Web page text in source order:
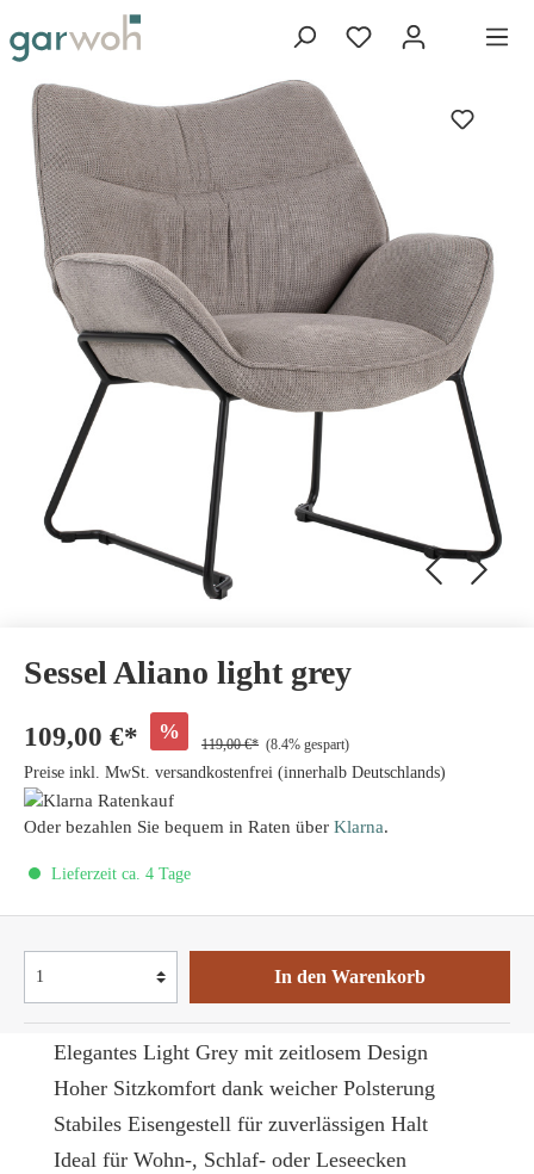
Sessel Aliano light grey
Elegantes Light Grey mit zeitlosem Design
Hoher Sitzkomfort dank weicher Polsterung
Stabiles Eisengestell für zuverlässigen Halt
Ideal für Wohn-, Schlaf- oder Leseecken
109,00 €* %
119,00 €* (8.4% gespart)
Preise inkl. MwSt. versandkostenfrei (innerhalb Deutschlands)
Oder bezahlen Sie bequem in Raten über Klarna.
Lieferzeit ca. 4 Tage
In den Warenkorb